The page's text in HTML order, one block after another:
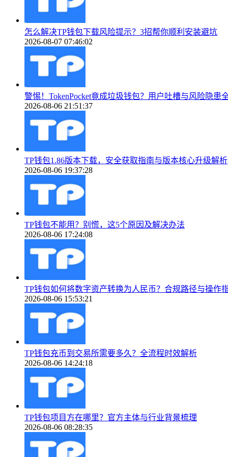
怎么解决TP钱包下载风险提示？3招帮你顺利安装避坑
2026-08-07 07:46:02
警惕！TokenPocket竟成垃圾钱包？用户吐槽与风险隐患
2026-08-06 21:51:37
TP钱包1.86版本下载，安全获取指南与版本核心升级解析
2026-08-06 19:37:28
TP钱包不能用？别慌，这5个原因及解决办法
2026-08-06 17:24:08
TP钱包如何将数字资产转换为人民币？合规路径与操作
2026-08-06 15:53:21
TP钱包充币到交易所需要多久？全流程时效解析
2026-08-06 14:24:18
TP钱包项目方在哪里？官方主体与行业背景梳理
2026-08-06 08:28:35